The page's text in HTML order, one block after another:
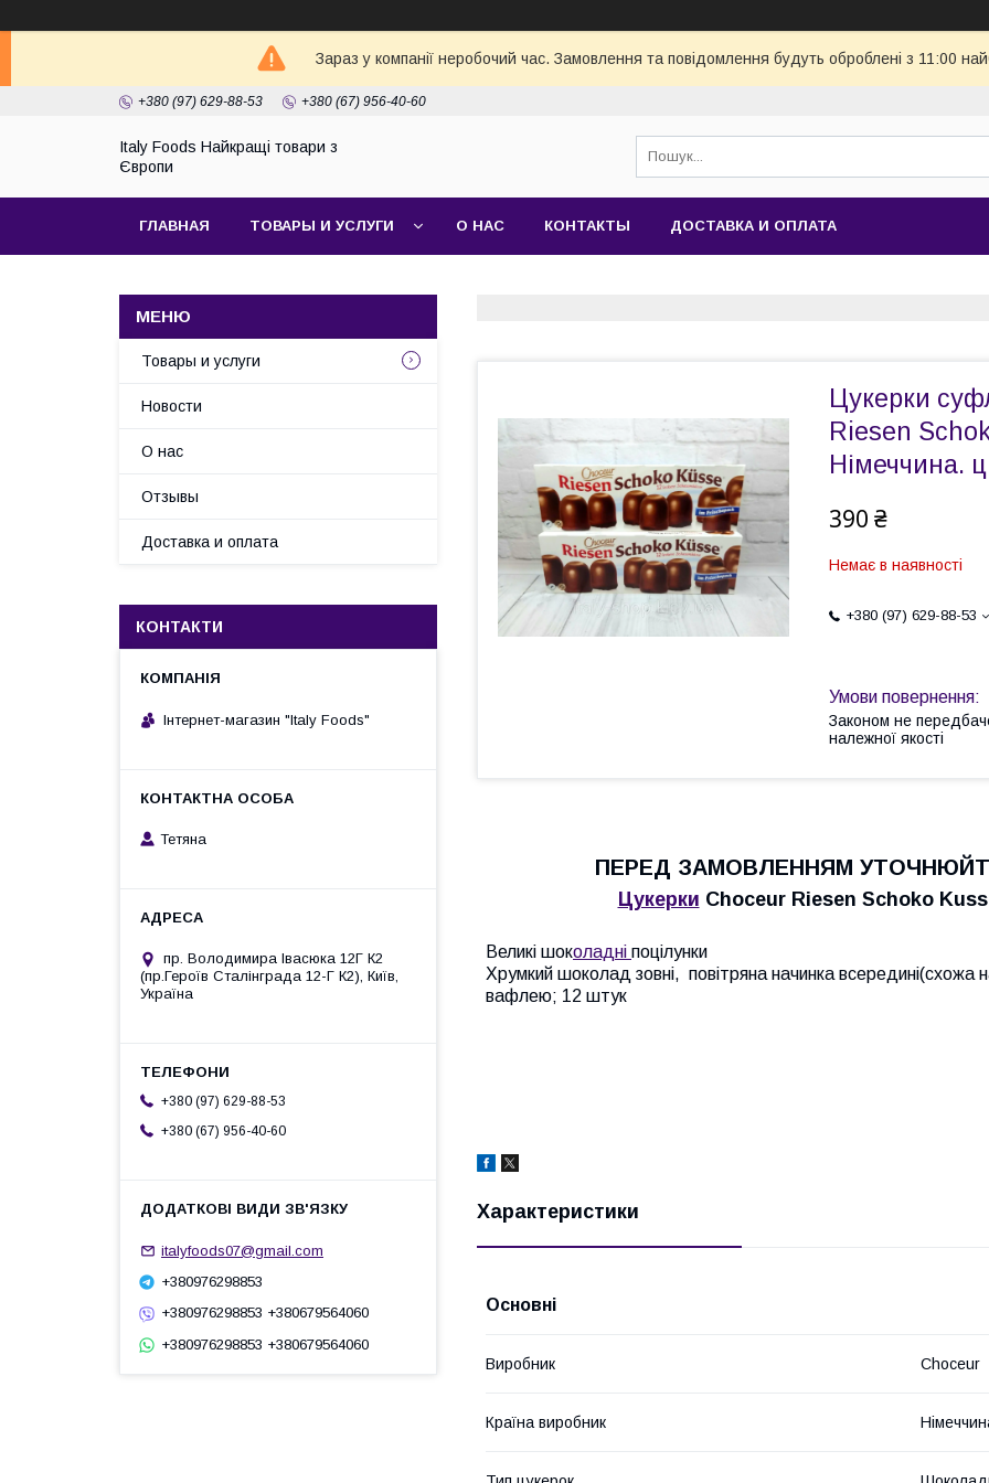
Зараз у компанії неробочий час. Замовлення та повідомлення будуть оброблені з 11:00
+380 (97) 629-88-53 +380 (67) 956-40-60
Italy Foods Найкращі товари з
Європи
ГЛАВНАЯ ТОВАРЫ И УСЛУГИ О НАС КОНТАКТЫ ДОСТАВКА И ОПЛАТА
Цукерки
Riesen
Німеччина.
390 ₴
Немає в наявності
+380 (97) 629-88-53
Законом не
належної якості
ПЕРЕД ЗАМОВЛЕННЯМ
Цукерки Choceur Riesen Schoko
Великі шоколадні поцілунки
Хрумкий шоколад зовні, повітряна начинка всередині(схожа
вафлею; 12 штук
Характеристики
Основні
Виробник Choceur
Країна виробник
Товары и услуги
Новости
О нас
Отзывы
Доставка и оплата
КОНТАКТИ
Інтернет-магазин "Italy Foods"
Тетяна
пр. Володимира Івасюка 12Г К2
(пр.Героїв Сталінграда 12-Г К2), Київ,
Україна
+380 (97) 629-88-53
+380 (67) 956-40-60
italyfoods07@gmail.com
+380976298853
+380976298853 +380679564060
+380976298853 +380679564060